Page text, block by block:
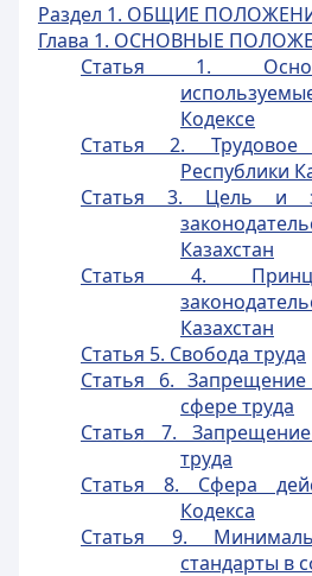
Раздел 1. ОБЩИЕ
Глава 1. ОСНОВНЫЕ
Статья 1.
Кодексе
Статья 2. Трудовое
Республики
Статья 3. Цель и
Казахстан
Статья 4.
Казахстан
Статья 5. Свобода труда
Статья 6.
сфере труда
Статья 7.
труда
Статья 8. Сфера
Кодекса
Статья 9.
стандарты в